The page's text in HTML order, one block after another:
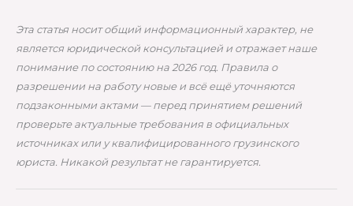
Эта статья носит общий информационный характер, не
является юридической консультацией и отражает наше
понимание по состоянию на 2026 год. Правила о
разрешении на работу новые и всё ещё уточняются
подзаконными актами — перед принятием решений
проверьте актуальные требования в официальных
источниках или у квалифицированного грузинского
юриста. Никакой результат не гарантируется.